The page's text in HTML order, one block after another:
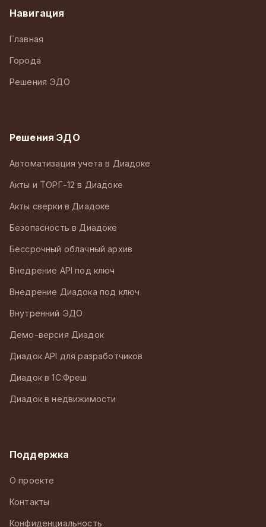
Навигация
Главная
Города
Решения ЭДО
Решения ЭДО
Автоматизация учета в Диадоке
Акты и ТОРГ-12 в Диадоке
Акты сверки в Диадоке
Безопасность в Диадоке
Бессрочный облачный архив
Внедрение API под ключ
Внедрение Диадока под ключ
Внутренний ЭДО
Демо-версия Диадок
Диадок API для разработчиков
Диадок в 1С:Фреш
Диадок в недвижимости
Поддержка
О проекте
Контакты
Конфиденциальность